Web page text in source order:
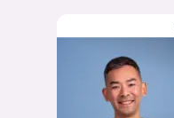
lys modus
mørk modus